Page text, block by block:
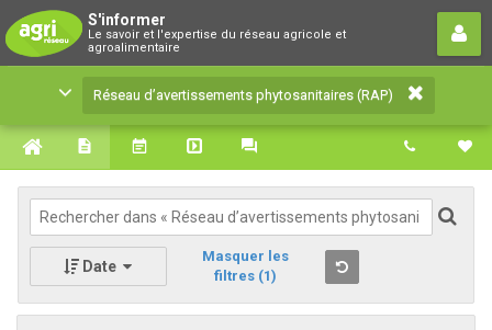
S'informer
Le savoir et l'expertise du réseau agricole et
agroalimentaire
Réseau d’avertissements
phytosanitaires (RAP)
Le savoir et l'expertise du réseau agricole et
agroalimentaire
Réseau d’avertissements phytosanitaires (RAP)
Date
Masquer les
filtres (1)